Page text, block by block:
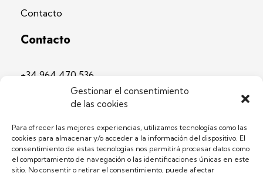
Gestionar el consentimiento
de las cookies
Para ofrecer las mejores experiencias, utilizamos tecnologías como las
cookies para almacenar y/o acceder a la información del dispositivo. El
consentimiento de estas tecnologías nos permitirá procesar datos como
el comportamiento de navegación o las identificaciones únicas en este
sitio. No consentir o retirar el consentimiento, puede afectar
Contacto
Contacto
+34 964 470 536
+34 686 407 690
info@fustaforma.com
Dirección
C/ Puerto, nº8 – 12580